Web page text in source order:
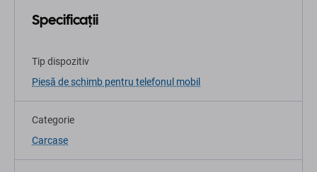
Specificații
Tip dispozitiv
Piesă de schimb pentru telefonul mobil
Categorie
Carcase